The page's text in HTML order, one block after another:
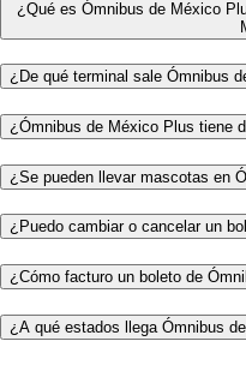
¿Qué es Ómnibus de México
¿De qué terminal sale Ómnibus
¿Ómnibus de México Plus tiene
¿Se pueden llevar mascotas en
¿Puedo cambiar o cancelar un
¿Cómo facturo un boleto de
¿A qué estados llega Ómnibus